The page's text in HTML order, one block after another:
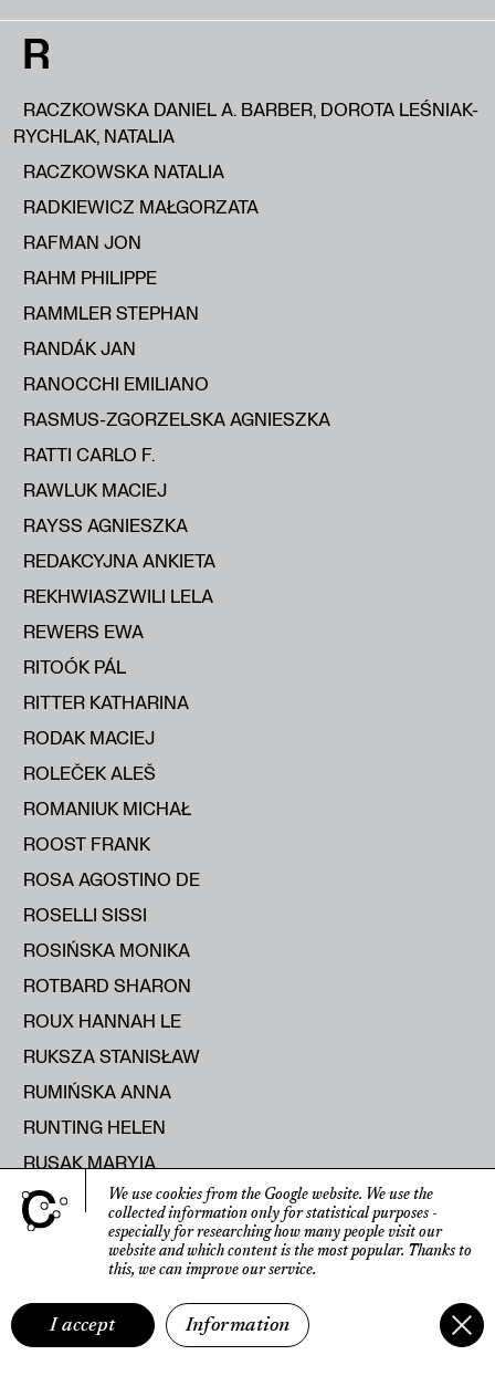
R
RACZKOWSKA DANIEL A. BARBER, DOROTA LEŚNIAK-
RYCHLAK, NATALIA
RACZKOWSKA NATALIA
RADKIEWICZ MAŁGORZATA
RAFMAN JON
RAHM PHILIPPE
RAMMLER STEPHAN
RANDÁK JAN
RANOCCHI EMILIANO
RASMUS-ZGORZELSKA AGNIESZKA
RATTI CARLO F.
RAWLUK MACIEJ
RAYSS AGNIESZKA
REDAKCYJNA ANKIETA
REKHWIASZWILI LELA
REWERS EWA
RITOÓK PÁL
RITTER KATHARINA
RODAK MACIEJ
ROLEČEK ALEŠ
ROMANIUK MICHAŁ
ROOST FRANK
ROSA AGOSTINO DE
ROSELLI SISSI
ROSIŃSKA MONIKA
ROTBARD SHARON
ROUX HANNAH LE
RUKSZA STANISŁAW
RUMIŃSKA ANNA
RUNTING HELEN
RUSAK MARYIA
RUSECKA KATERYNA
RUTKOWSKI ROMAN
RYBICKA ELŻBIETA
RYŚ RAJMUND
We use cookies from the Google website. We use the
collected information only for statistical purposes -
especially for researching how many people visit our
website and which content is the most popular. Thanks to
this, we can improve our service.
I accept Information